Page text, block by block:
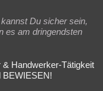
Du sicher sein,
es am dringendsten
Handwerker-Tätigkeit
BEWIESEN!